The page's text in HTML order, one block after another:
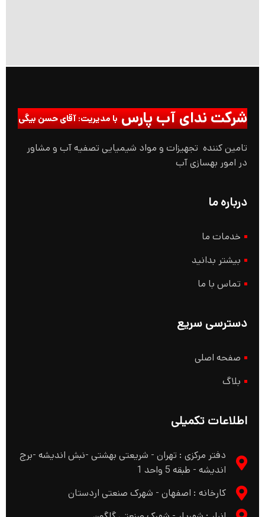
شرکت ندای آب پارس با مدیریت: آقای حسن بیگی
تامین کننده تجهیزات و مواد شیمیایی تصفیه آب و مشاور
در امور بهسازی آب
درباره ما
خدمات ما
بیشتر بدانید
تماس با ما
دسترسی سریع
صفحه اصلی
بلاگ
اطلاعات تکمیلی
دفتر مرکزی : تهران - شریعتی بهشتی -نبش اندیشه -برج
اندیشه - طبقه 5 واحد 1
کارخانه : اصفهان - شهرک صنعتی اردستان